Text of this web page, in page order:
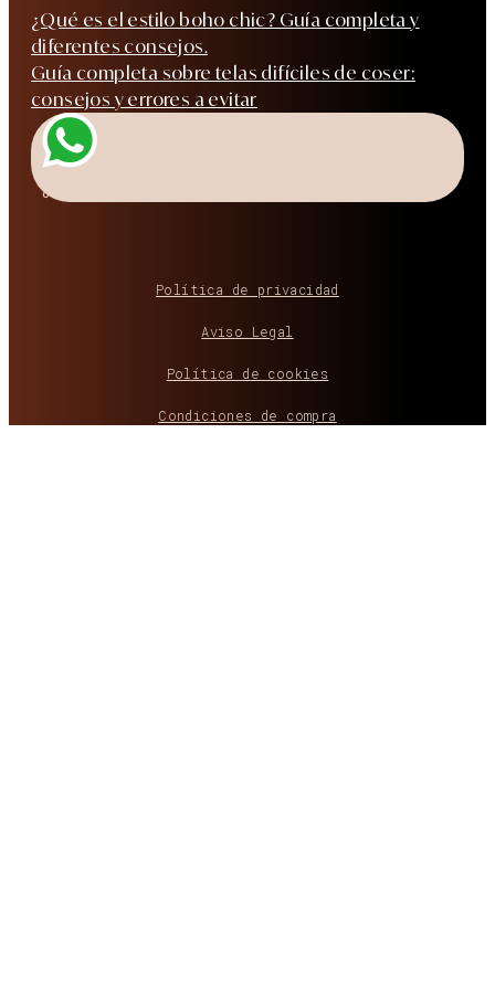
¿Qué es el estilo boho chic? Guía completa y
diferentes consejos.
Guía completa sobre telas difíciles de coser:
consejos y errores a evitar
¿Hablamos?
Política de privacidad
Aviso Legal
Política de cookies
Condiciones de compra